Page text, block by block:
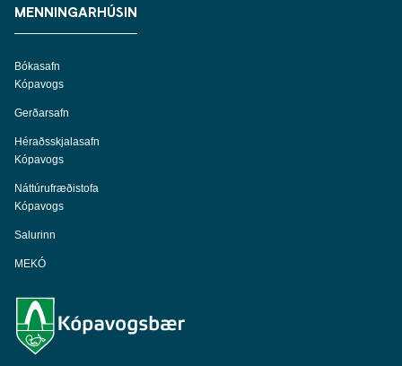
MENNINGARHÚSIN
Bókasafn
Kópavogs
Gerðarsafn
Héraðsskjalasafn
Kópavogs
Náttúrufræðistofa
Kópavogs
Salurinn
MEKÓ